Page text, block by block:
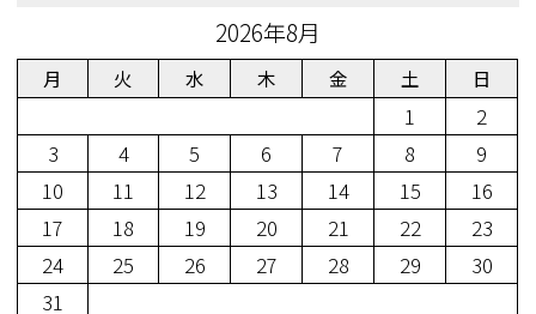
2026年8月
月 火 水 木 金 土 日
1
2
3
4 5 6 7 8
9
10
11 12 13 14 15
16
17
18 19 20 21 22
23
24
25 26 27 28 29
30
31